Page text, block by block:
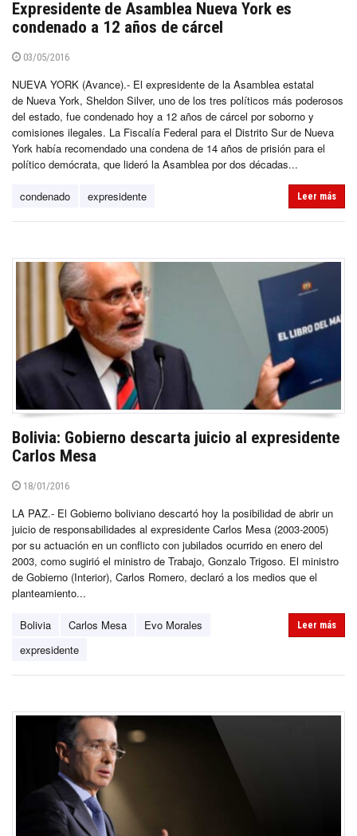
Expresidente de Asamblea Nueva York es
condenado a 12 años de cárcel
03/05/2016
NUEVA YORK (Avance).- El expresidente de la Asamblea estatal
de Nueva York, Sheldon Silver, uno de los tres políticos más poderosos
del estado, fue condenado hoy a 12 años de cárcel por soborno y
comisiones ilegales. La Fiscalía Federal para el Distrito Sur de Nueva
York había recomendado una condena de 14 años de prisión para el
político demócrata, que lideró la Asamblea por dos décadas...
condenado expresidente Leer más
Bolivia: Gobierno descarta juicio al expresidente
Carlos Mesa
18/01/2016
LA PAZ.- El Gobierno boliviano descartó hoy la posibilidad de abrir un
juicio de responsabilidades al expresidente Carlos Mesa (2003-2005)
por su actuación en un conflicto con jubilados ocurrido en enero del
2003, como sugirió el ministro de Trabajo, Gonzalo Trigoso. El ministro
de Gobierno (Interior), Carlos Romero, declaró a los medios que el
planteamiento...
Bolivia Carlos Mesa
Evo Morales
expresidente
Leer más